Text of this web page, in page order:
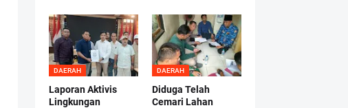
DAERAH
Laporan Aktivis
Lingkungan
DAERAH
Diduga Telah
Cemari Lahan